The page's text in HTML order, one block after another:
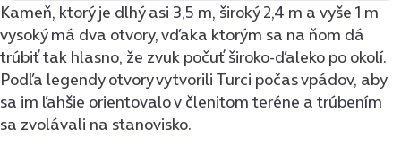
Kameň, ktorý je dlhý asi 3,5 m, široký 2,4 m a vyše 1 m
vysoký má dva otvory, vďaka ktorým sa na ňom dá
trúbiť tak hlasno, že zvuk počuť široko-ďaleko po okolí.
Podľa legendy otvory vytvorili Turci počas vpádov, aby
sa im ľahšie orientovalo v členitom teréne a trúbením
sa zvolávali na stanovisko.